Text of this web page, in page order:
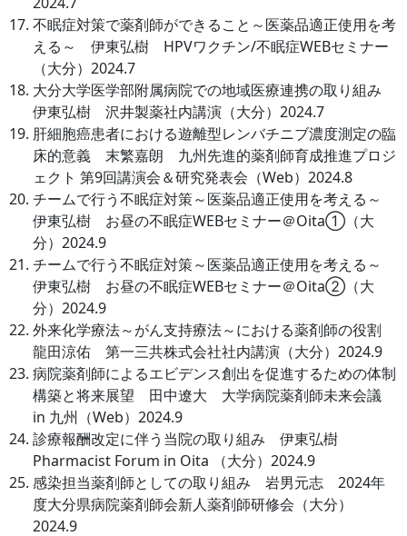
不眠症対策で薬剤師ができること～医薬品適正使用を考
える～ 伊東弘樹 HPVワクチン/不眠症WEBセミナー
（大分）2024.7
大分大学医学部附属病院での地域医療連携の取り組み
伊東弘樹 沢井製薬社内講演（大分）2024.7
肝細胞癌患者における遊離型レンバチニブ濃度測定の臨
床的意義 末繁嘉朗 九州先進的薬剤師育成推進プロジ
ェクト 第9回講演会＆研究発表会（Web）2024.8
チームで行う不眠症対策～医薬品適正使用を考える～
伊東弘樹 お昼の不眠症WEBセミナー＠Oita①（大
分）2024.9
チームで行う不眠症対策～医薬品適正使用を考える～
伊東弘樹 お昼の不眠症WEBセミナー＠Oita②（大
分）2024.9
外来化学療法～がん支持療法～における薬剤師の役割
龍田涼佑 第一三共株式会社社内講演（大分）2024.9
病院薬剤師によるエビデンス創出を促進するための体制
構築と将来展望 田中遼大 大学病院薬剤師未来会議
in 九州（Web）2024.9
診療報酬改定に伴う当院の取り組み 伊東弘樹
Pharmacist Forum in Oita （大分）2024.9
感染担当薬剤師としての取り組み 岩男元志 2024年
度大分県病院薬剤師会新人薬剤師研修会（大分）
2024.9